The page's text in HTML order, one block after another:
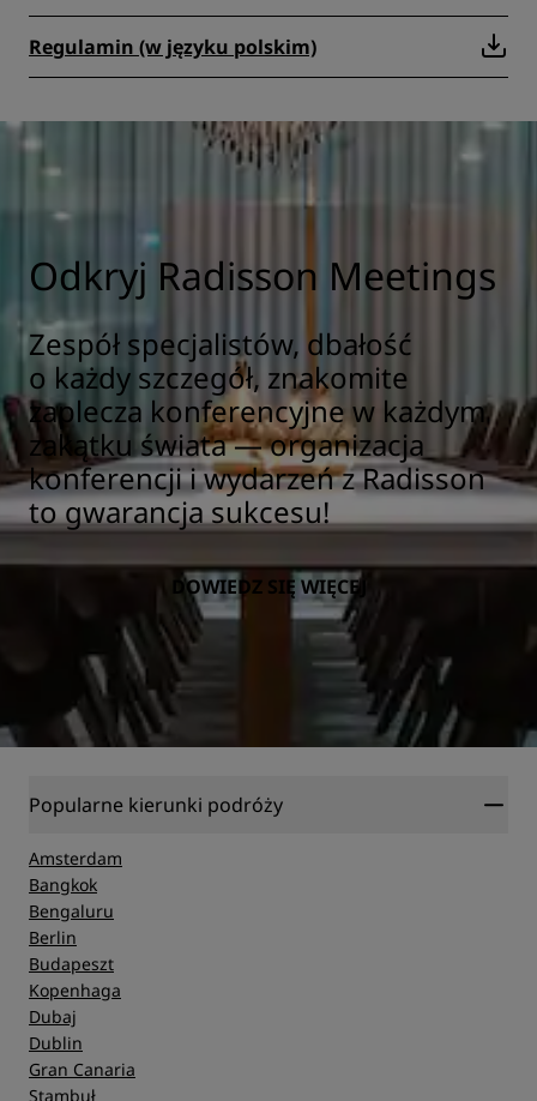
Regulamin (w języku polskim)
Odkryj Radisson Meetings
Zespół specjalistów, dbałość
o każdy szczegół, znakomite
zaplecza konferencyjne w każdym
zakątku świata — organizacja
konferencji i wydarzeń z Radisson
to gwarancja sukcesu!
DOWIEDZ SIĘ WIĘCEJ
Popularne kierunki podróży
Amsterdam
Bangkok
Bengaluru
Berlin
Budapeszt
Kopenhaga
Dubaj
Dublin
Gran Canaria
Stambuł